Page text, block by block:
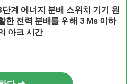
단계 에너지 분배 스위치 기기 원
한 전력 분배를 위해 3 Ms 이하
아크 시간